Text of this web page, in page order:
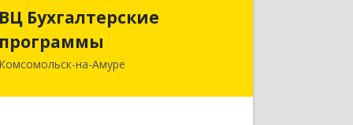
ВЦ Бухгалтерские
программы
Комсомольск-на-Амуре
программы
681000, Хабаровский край,